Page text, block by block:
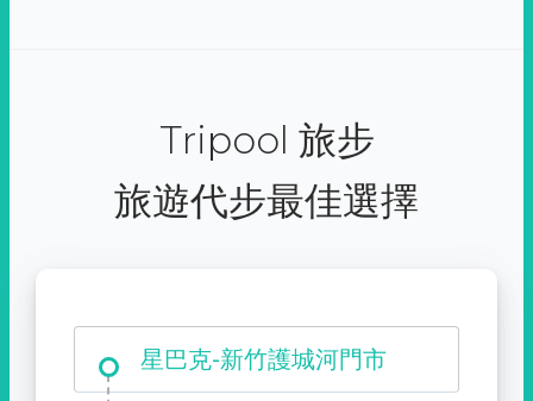
Tripool 旅步
旅遊代步最佳選擇
大霸尖山登山口